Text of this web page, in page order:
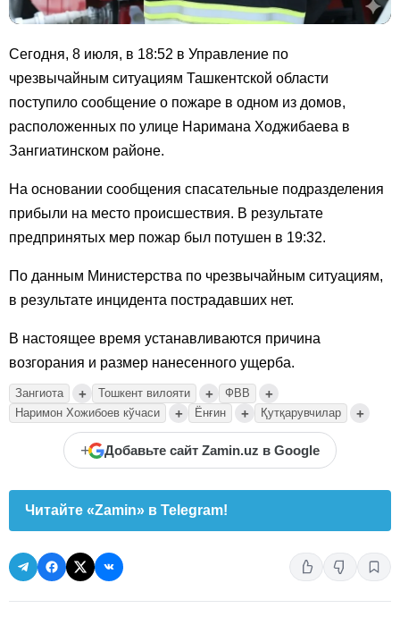
Сегодня, 8 июля, в 18:52 в Управление по
чрезвычайным ситуациям Ташкентской области
поступило сообщение о пожаре в одном из домов,
расположенных по улице Наримана Ходжибаева в
Зангиатинском районе.
На основании сообщения спасательные подразделения
прибыли на место происшествия. В результате
предпринятых мер пожар был потушен в 19:32.
По данным Министерства по чрезвычайным ситуациям,
в результате инцидента пострадавших нет.
В настоящее время устанавливаются причина
возгорания и размер нанесенного ущерба.
Зангиота + Тошкент вилояти + ФВВ +
Наримон Хожибоев кўчаси + Ёнғин + Қутқарувчилар +
+ Добавьте сайт Zamin.uz в Google
Читайте «Zamin» в Telegram!